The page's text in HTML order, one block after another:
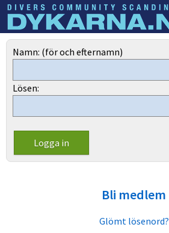
Dyknyheter
Namn: (för och efternamn)
Lösen:
Bli medlem
Glömt lösenord?